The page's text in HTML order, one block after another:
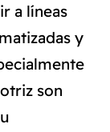
a líneas
y
son